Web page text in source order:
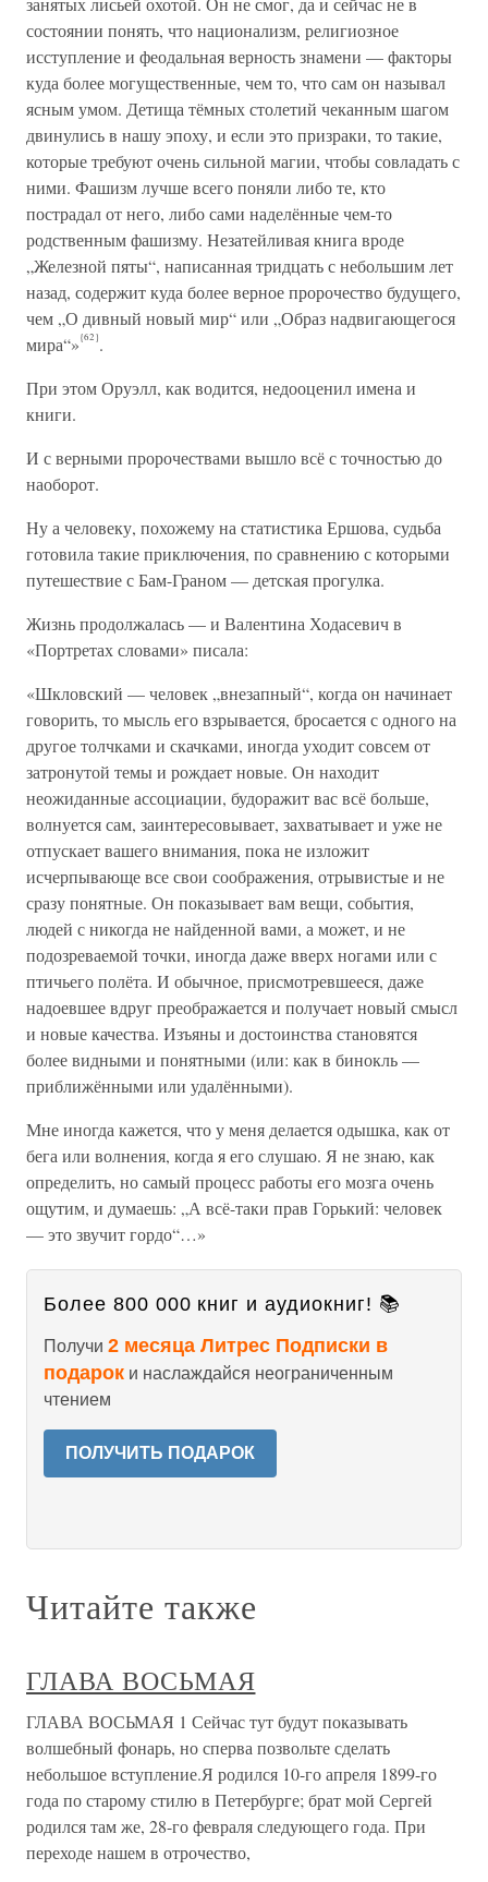
состоянии понять, что национализм, религиозное
исступление и феодальная верность знамени — факторы
куда более могущественные, чем то, что сам он называл
ясным умом. Детища тёмных столетий чеканным шагом
двинулись в нашу эпоху, и если это призраки, то такие,
которые требуют очень сильной магии, чтобы совладать с
ними. Фашизм лучше всего поняли либо те, кто
пострадал от него, либо сами наделённые чем-то
родственным фашизму. Незатейливая книга вроде
„Железной пяты“, написанная тридцать с небольшим лет
назад, содержит куда более верное пророчество будущего,
чем „О дивный новый мир“ или „Образ надвигающегося
мира“»{62}.
При этом Оруэлл, как водится, недооценил имена и
книги.
И с верными пророчествами вышло всё с точностью до
наоборот.
Ну а человеку, похожему на статистика Ершова, судьба
готовила такие приключения, по сравнению с которыми
путешествие с Бам-Граном — детская прогулка.
Жизнь продолжалась — и Валентина Ходасевич в
«Портретах словами» писала:
«Шкловский — человек „внезапный“, когда он начинает
говорить, то мысль его взрывается, бросается с одного на
другое толчками и скачками, иногда уходит совсем от
затронутой темы и рождает новые. Он находит
неожиданные ассоциации, будоражит вас всё больше,
волнуется сам, заинтересовывает, захватывает и уже не
отпускает вашего внимания, пока не изложит
исчерпывающе все свои соображения, отрывистые и не
сразу понятные. Он показывает вам вещи, события,
людей с никогда не найденной вами, а может, и не
подозреваемой точки, иногда даже вверх ногами или с
птичьего полёта. И обычное, присмотревшееся, даже
надоевшее вдруг преображается и получает новый смысл
и новые качества. Изъяны и достоинства становятся
более видными и понятными (или: как в бинокль —
приближёнными или удалёнными).
Мне иногда кажется, что у меня делается одышка, как от
бега или волнения, когда я его слушаю. Я не знаю, как
определить, но самый процесс работы его мозга очень
ощутим, и думаешь: „А всё-таки прав Горький: человек
— это звучит гордо“…»
Более 800 000 книг и аудиокниг! 📚
Получи 2 месяца Литрес Подписки в
подарок и наслаждайся неограниченным
чтением
ПОЛУЧИТЬ ПОДАРОК
Читайте также
ГЛАВА ВОСЬМАЯ
ГЛАВА ВОСЬМАЯ 1 Сейчас тут будут показывать
волшебный фонарь, но сперва позвольте сделать
небольшое вступление.Я родился 10-го апреля 1899-го
года по старому стилю в Петербурге; брат мой Сергей
родился там же, 28-го февраля следующего года. При
переходе нашем в отрочество,